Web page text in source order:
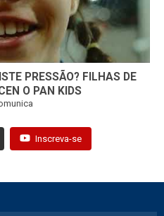
PRESSÃO? FILHAS DE
O PAN KIDS
Inscreva-se